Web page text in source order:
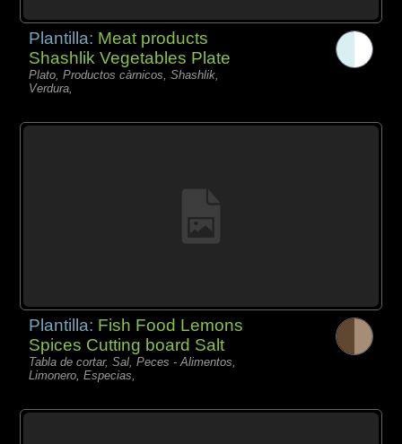
Plantilla: Meat products
Shashlik Vegetables Plate
Plato, Productos càrnicos, Shashlik,
Verdura,
Plantilla: Fish Food Lemons
Spices Cutting board Salt
Tabla de cortar, Sal, Peces - Alimentos,
Limonero, Especias,